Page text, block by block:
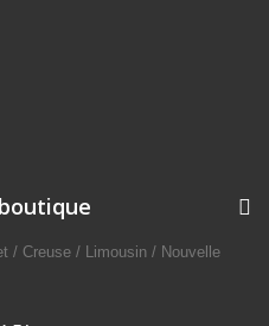
/ Creuse / Limousin / Nouvelle